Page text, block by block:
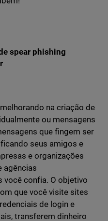
spear phishing
na criação de
ou mensagens
que fingem ser
seus amigos e
e organizações
agências
você confia. O objetivo
que você visite sites
de login e
transferem dinheiro